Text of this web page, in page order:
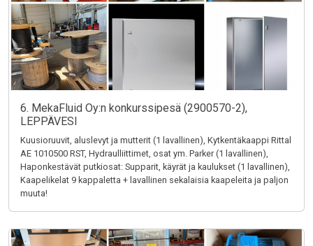
6. MekaFluid Oy:n konkurssipesä (2900570-2),
LEPPÄVESI
Kuusioruuvit, aluslevyt ja mutterit (1 lavallinen), Kytkentäkaappi Rittal
AE 1010500 RST, Hydraulliittimet, osat ym. Parker (1 lavallinen),
Haponkestävät putkiosat: Supparit, käyrät ja kaulukset (1 lavallinen),
Kaapelikelat 9 kappaletta + lavallinen sekalaisia kaapeleita ja paljon
muuta!